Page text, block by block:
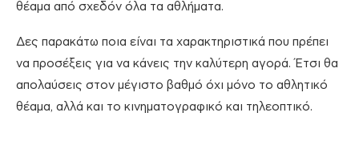
θέαμα από σχεδόν όλα τα αθλήματα.
Δες παρακάτω ποια είναι τα χαρακτηριστικά που πρέπει
να προσέξεις για να κάνεις την καλύτερη αγορά. Έτσι θα
απολαύσεις στον μέγιστο βαθμό όχι μόνο το αθλητικό
θέαμα, αλλά και το κινηματογραφικό και τηλεοπτικό.